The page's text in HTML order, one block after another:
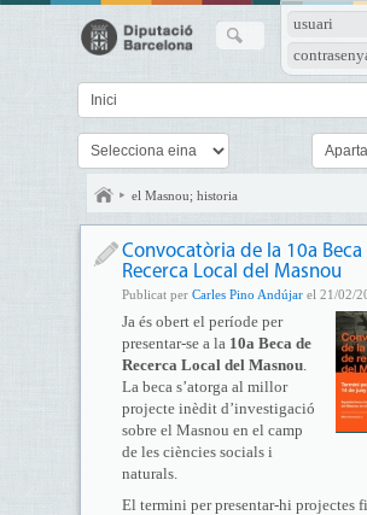
usuari
el Masnou; historia
Convocatòria de la 10a Beca
Recerca Local del Masnou
Publicat per Carles Pino Andújarel 21/02/
Ja és obert el període per
presentar-se a la 10a Beca de
Recerca Local del Masnou.
La beca s’atorga al millor
projecte inèdit d’investigació
sobre el Masnou en el camp
de les ciències socials i
naturals.
El termini per presentar-hi projectes